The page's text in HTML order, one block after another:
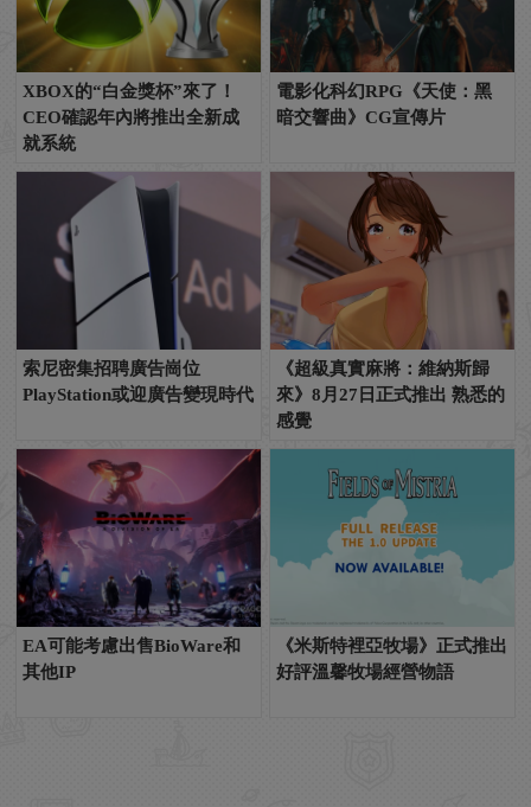
XBOX的“白金獎杯”來了！
CEO確認年內將推出全新成
就系統
電影化科幻RPG《天使：黑
暗交響曲》CG宣傳片
索尼密集招聘廣告崗位
PlayStation或迎廣告變現時代
《超級真實麻將：維納斯歸
來》8月27日正式推出 熟悉的
感覺
EA可能考慮出售BioWare和
其他IP
《米斯特裡亞牧場》正式推出
好評溫馨牧場經營物語